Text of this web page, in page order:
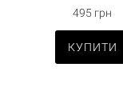
495 грн
КУПИТИ